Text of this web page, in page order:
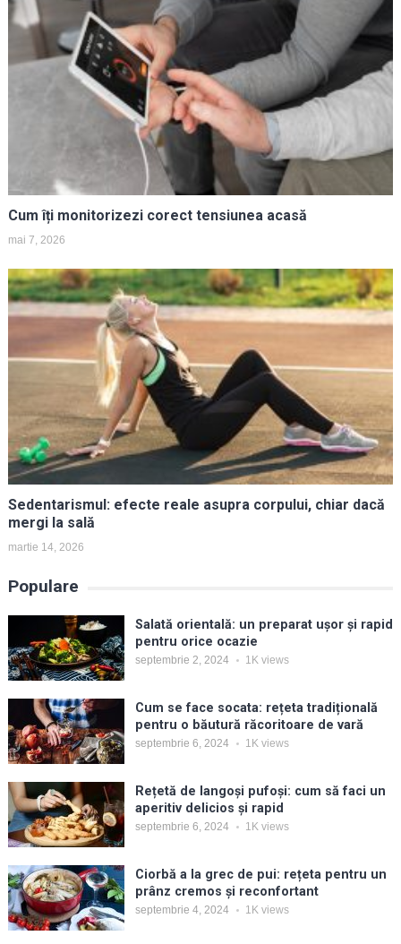
Cum îți monitorizezi corect tensiunea acasă
mai 7, 2026
Sedentarismul: efecte reale asupra corpului, chiar dacă
mergi la sală
martie 14, 2026
Populare
Salată orientală: un preparat ușor și rapid
pentru orice ocazie
septembrie 2, 2024 1Kviews
Cum se face socata: rețeta tradițională
pentru o băutură răcoritoare de vară
septembrie 6, 2024 1Kviews
Rețetă de langoși pufoși: cum să faci un
aperitiv delicios și rapid
septembrie 6, 2024 1Kviews
Ciorbă a la grec de pui: rețeta pentru un
prânz cremos și reconfortant
septembrie 4, 2024 1Kviews